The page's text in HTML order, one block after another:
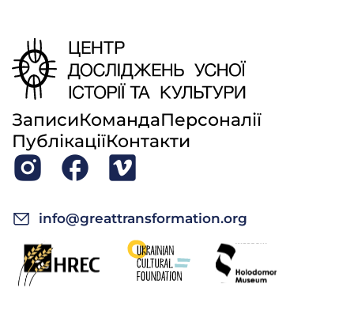
ЗаписиКомандаПерсоналії
ПублікаціїКонтакти
info@greattransformation.org